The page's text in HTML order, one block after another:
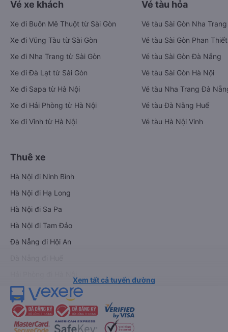
Vé xe khách
Xe đi Buôn Mê Thuột từ Sài Gòn
Xe đi Vũng Tàu từ Sài Gòn
Xe đi Nha Trang từ Sài Gòn
Xe đi Đà Lạt từ Sài Gòn
Xe đi Sapa từ Hà Nội
Xe đi Hải Phòng từ Hà Nội
Xe đi Vinh từ Hà Nội
Vé tàu hỏa
Vé tàu Sài Gòn Nha Trang
Vé tàu Sài Gòn Phan Thiết
Vé tàu Sài Gòn Đà Nẵng
Vé tàu Sài Gòn Hà Nội
Vé tàu Nha Trang Đà
Vé tàu Đà Nẵng Huế
Vé tàu Hà Nội Vinh
Thuê xe
Hà Nội đi Ninh Bình
Hà Nội đi Hạ Long
Hà Nội đi Sa Pa
Hà Nội đi Tam Đảo
Đà Nẵng đi Hội An
Xem tất cả tuyến đường